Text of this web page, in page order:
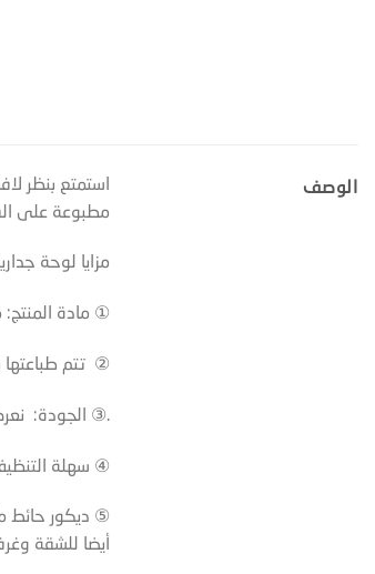
الوصف
استمتع بنظر
مطبوعة على
مزايا لوحة
① مادة
② تتم طباعتها
.③ الجودة:
④ سهلة
⑤ ديكور حائط
أيضا للشقة